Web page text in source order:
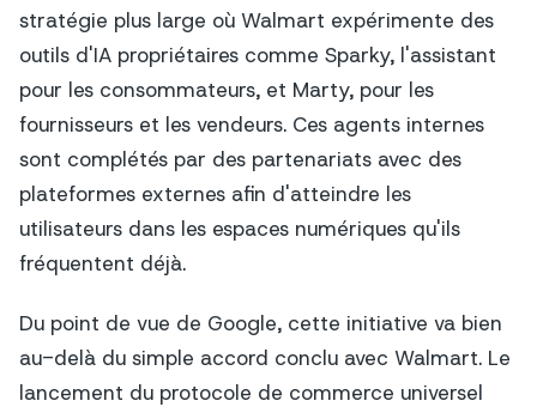
stratégie plus large où Walmart expérimente des
outils d'IA propriétaires comme Sparky, l'assistant
pour les consommateurs, et Marty, pour les
fournisseurs et les vendeurs. Ces agents internes
sont complétés par des partenariats avec des
plateformes externes afin d'atteindre les
utilisateurs dans les espaces numériques qu'ils
fréquentent déjà.
Du point de vue de Google, cette initiative va bien
au-delà du simple accord conclu avec Walmart. Le
lancement du protocole de commerce universel